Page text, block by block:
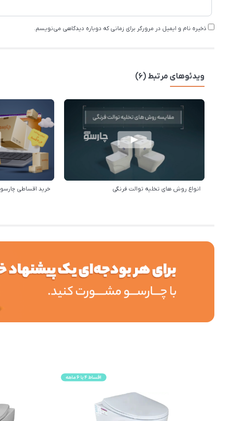
ذخیره نام و ایمیل در مرورگر برای زمانی که دوباره دیدگاهی می‌نویسم.
ویدئوهای مرتبط (6)
انواع روش های تخلیه توالت فرنگی خرید اقساطی چارسو